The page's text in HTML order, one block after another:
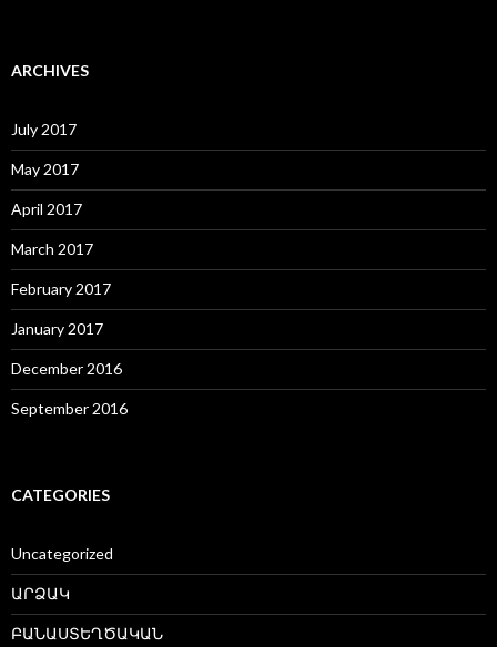
ARCHIVES
July 2017
May 2017
April 2017
March 2017
February 2017
January 2017
December 2016
September 2016
CATEGORIES
Uncategorized
ԱՐՁԱԿ
ԲԱՆԱՍՏԵՂԾԱԿԱՆ